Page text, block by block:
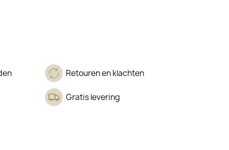
Retouren en klachten
Gratis levering